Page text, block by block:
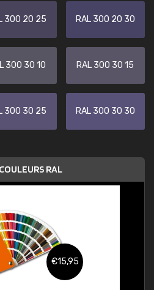
300 20 25 RAL 300 20 30
300 30 10 RAL 300 30 15
300 30 25 RAL 300 30 30
RAL
€15,95